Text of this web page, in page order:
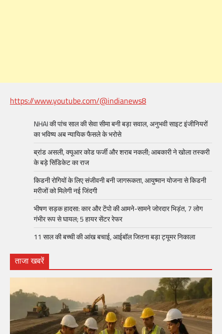
https://www.youtube.com/@indianews8
NHAI की पांच साल की सेवा सीमा बनी बड़ा सवाल, अनुभवी साइट इंजीनियरों
का भविष्य अब न्यायिक फैसले के भरोसे
ब्रांड असली, क्यूआर कोड फर्जी और शराब नकली; आबकारी ने खोला तस्करी
के बड़े सिंडिकेट का राज
किडनी रोगियों के लिए संजीवनी बनी जागरूकता, आयुष्मान योजना से किडनी
मरीजों को मिलेगी नई जिंदगी
भीषण सड़क हादसा: कार और टेंपो की आमने-सामने जोरदार भिड़ंत, 7 लोग
गंभीर रूप से घायल; 5 हायर सेंटर रेफर​
11 साल की बच्ची की आंख बचाई, आईबॉल जितना बड़ा ट्यूमर निकाला
ताजा खबरें